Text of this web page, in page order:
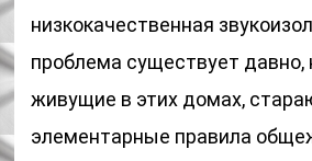
низкокачественная
проблема существует давно,
живущие в этих домах,
элементарные правила